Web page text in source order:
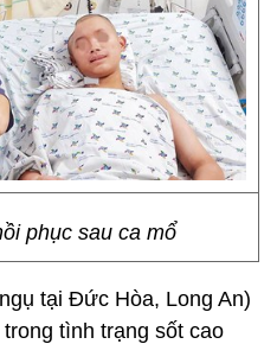
phục sau ca mổ
tại Đức Hòa, Long An)
tình trạng sốt cao